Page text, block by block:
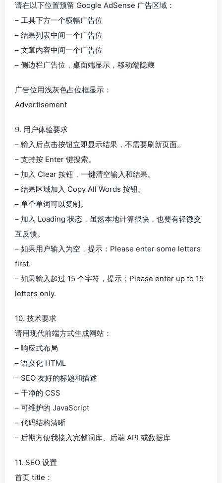
请在以下位置预留 Google AdSense 广告区域：
– 工具下方一个横幅广告位
– 结果列表中间一个广告位
– 文章内容中间一个广告位
– 侧边栏广告位，桌面端显示，移动端隐藏
广告位用浅灰色占位框显示：
Advertisement
9. 用户体验要求
– 输入后点击按钮立即显示结果，不需要刷新页面。
– 支持按 Enter 键搜索。
– 加入 Clear 按钮，一键清空输入和结果。
– 结果区域加入 Copy All Words 按钮。
– 单个单词可以复制。
– 加入 Loading 状态，虽然本地计算很快，也要有轻微交
互反馈。
– 如果用户输入为空，提示：Please enter some letters
first.
– 如果输入超过 15 个字符，提示：Please enter up to 15
letters only.
10. 技术要求
请用现代前端方式生成网站：
– 响应式布局
– 语义化 HTML
– SEO 友好的标题和描述
– 干净的 CSS
– 可维护的 JavaScript
– 代码结构清晰
– 后期方便我接入完整词库、后端 API 或数据库
11. SEO 设置
首页 title：